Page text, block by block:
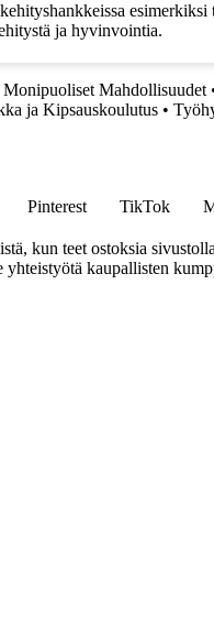
ja hyvinvointia.
Mahdollisuudet
ja Kipsauskoulutus •
Pinterest TikTok
kun teet ostoksia
kaupallisten